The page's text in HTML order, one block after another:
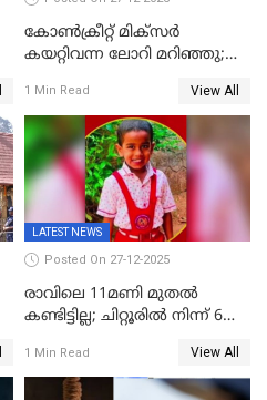
കോണ്‍ക്രീറ്റ് മിക്‌സര്‍
കയറ്റിവന്ന ലോറി മറിഞ്ഞു;
അപകടം കണ്ണൂരിൽ
1 Min Read View All
LATEST NEWS
Posted On 27-12-2025
രാവിലെ 11മണി മുതൽ
കണ്ടിട്ടില്ല; ചിറ്റൂരിൽ നിന്ന് 6
1 Min Read View All